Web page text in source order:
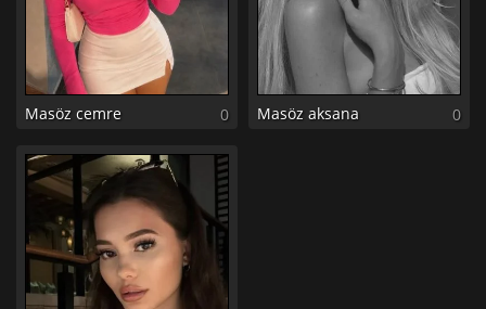
Masöz cemre 0 Masöz aksana 0